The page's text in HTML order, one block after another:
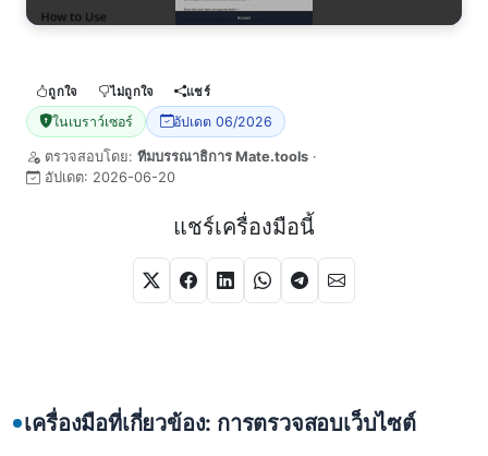
ถูกใจ ไม่ถูกใจ แชร์
ในเบราว์เซอร์ อัปเดต 06/2026
ตรวจสอบโดย: ทีมบรรณาธิการ Mate.tools ·
อัปเดต: 2026-06-20
แชร์เครื่องมือนี้
เครื่องมือที่เกี่ยวข้อง: การตรวจสอบเว็บไซต์